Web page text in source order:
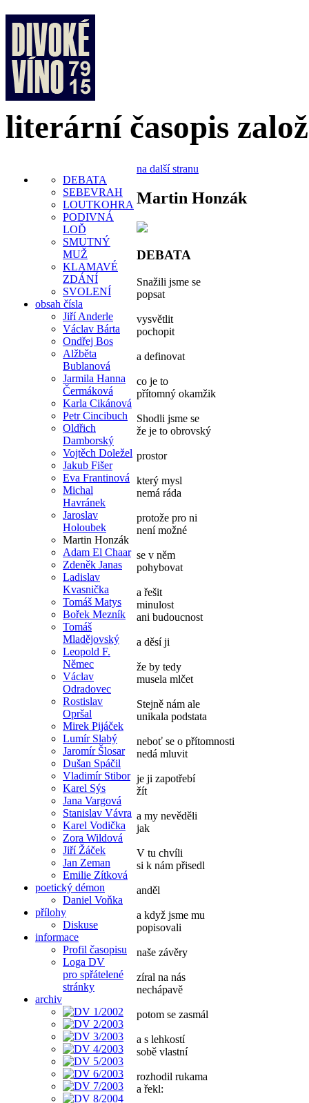
literární časopis
DEBATA
SEBEVRAH
LOUTKOHRA
PODIVNÁ
LOĎ
SMUTNÝ
MUŽ
KLAMAVÉ
ZDÁNÍ
SVOLENÍ
obsah čísla
Jiří Anderle
Václav Bárta
Ondřej Bos
Alžběta
Bublanová
Jarmila Hanna
Čermáková
Karla Cikánová
Petr Cincibuch
Oldřich
Damborský
Vojtěch Doležel
Jakub Fišer
Eva Frantinová
Michal
Havránek
Jaroslav
Holoubek
Martin Honzák
Adam El Chaar
Zdeněk Janas
Ladislav
Kvasnička
Tomáš Matys
Bořek Mezník
Tomáš
Mladějovský
Leopold F.
Němec
Václav
Odradovec
Rostislav
Opršal
Mirek Pijáček
Lumír Slabý
Jaromír Šlosar
Dušan Spáčil
Vladimír Stibor
Karel Sýs
Jana Vargová
Stanislav Vávra
Karel Vodička
Zora Wildová
Jiří Žáček
Jan Zeman
Emilie Zítková
poetický démon
Daniel Voňka
přílohy
Diskuse
informace
Profil časopisu
Loga DV
pro spřátelené
stránky
archiv
na další stranu
Martin Honzák
DEBATA
Snažili jsme se
popsat
vysvětlit
pochopit
a definovat
co je to
přítomný okamžik
Shodli jsme se
že je to obrovský
prostor
který mysl
nemá ráda
protože pro ni
není možné
se v něm
pohybovat
a řešit
minulost
ani budoucnost
a děsí ji
že by tedy
musela mlčet
Stejně nám ale
unikala podstata
neboť se o přítomnosti
nedá mluvit
je ji zapotřebí
žít
a my nevěděli
jak
V tu chvíli
si k nám přisedl
anděl
a když jsme mu
popisovali
naše závěry
zíral na nás
nechápavě
potom se zasmál
a s lehkostí
sobě vlastní
rozhodil rukama
a řekl: